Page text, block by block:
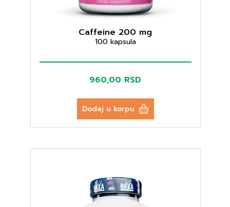
Caffeine 200 mg
100 kapsula
960,00 RSD
Dodaj u korpu